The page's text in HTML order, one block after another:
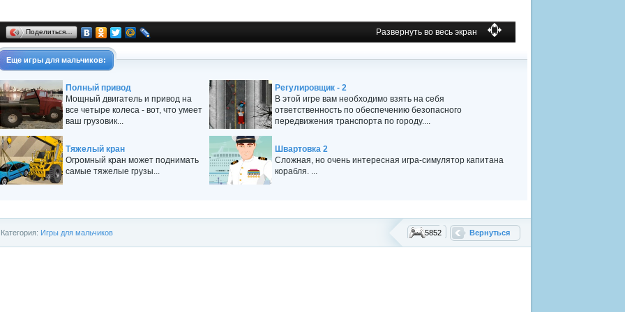
Поделиться… Развернуть во весь экран
Еще игры для мальчиков:
Полный привод
Мощный двигатель и привод на
все четыре колеса - вот, что умеет
ваш грузовик...
Регулировщик - 2
В этой игре вам необходимо взять на себя
ответственность по обеспечению безопасного
передвижения транспорта по городу....
Тяжелый кран
Огромный кран может поднимать
самые тяжелые грузы...
Швартовка 2
Сложная, но очень интересная игра-симулятор капитана
корабля. ...
Вернуться
5852
Категория: Игры для мальчиков